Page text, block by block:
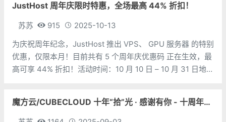
JustHost 周年庆限时特惠，全场最高 44% 折扣！
苏苏 915
2025-10-13
为庆祝周年纪念，JustHost 推出 VPS、 GPU 服务器 的特别
优惠，仅限本月！目前共有 5 个周年庆优惠码 正在生效，最
高可享 44% 折扣！活动时间：10 月 10 日 – 10 月 31 日地
魔方云/CUBECLOUD 十年“拾”光 · 感谢有你 - 十周年特别活动